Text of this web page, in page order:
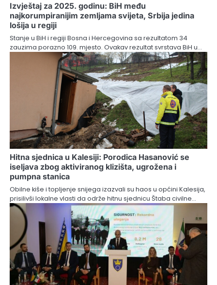
Izvještaj za 2025. godinu: BiH među
najkorumpiranijim zemljama svijeta, Srbija jedina
lošija u regiji
Stanje u BiH i regiji Bosna i Hercegovina sa rezultatom 34
zauzima porazno 109. mjesto. Ovakav rezultat svrstava BiH u…
Hitna sjednica u Kalesiji: Porodica Hasanović se
iseljava zbog aktiviranog klizišta, ugrožena i
pumpna stanica
Obilne kiše i topljenje snijega izazvali su haos u općini Kalesija,
prisilivši lokalne vlasti da održe hitnu sjednicu Štaba civilne…